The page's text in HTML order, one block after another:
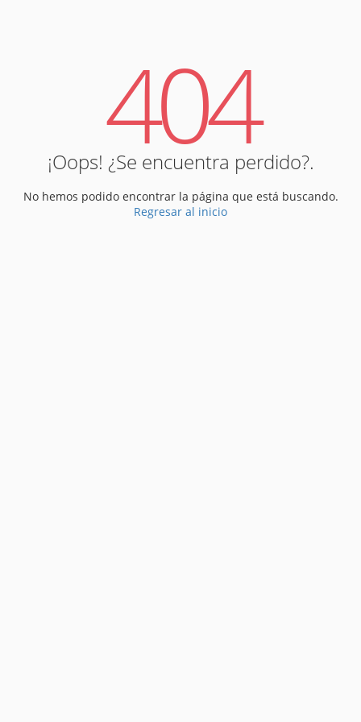
404
¡Oops! ¿Se encuentra perdido?.
No hemos podido encontrar la página que está buscando.
Regresar al inicio